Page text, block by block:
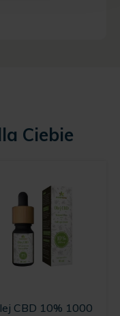
Ciebie
CBD 10% 1000